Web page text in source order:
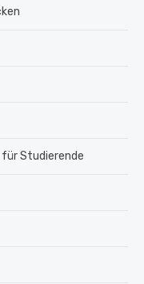
Studierende